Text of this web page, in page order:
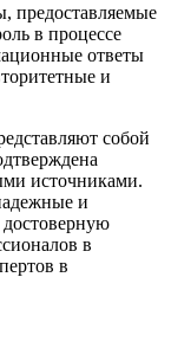
предоставляемые
в процессе
ответы
и
собой
источниками.
и
в
в